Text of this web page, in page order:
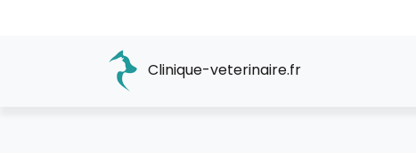
Clinique-veterinaire.fr